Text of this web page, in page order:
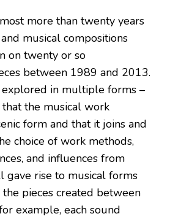
more than twenty years
musical compositions
on twenty or so
between 1989 and 2013.
explored in multiple forms –
the musical work
form and that it joins and
choice of work methods,
and influences from
gave rise to musical forms
pieces created between
example, each sound